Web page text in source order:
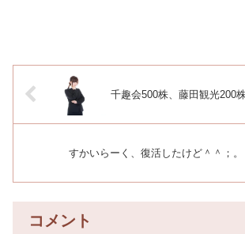
千趣会500株、藤田観光200株
すかいらーく、復活したけど＾＾；。
コメント